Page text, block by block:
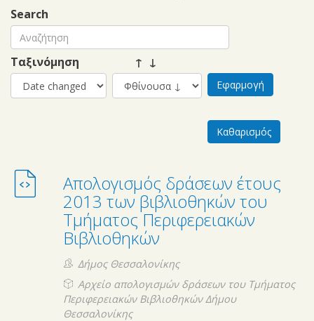
Search
Ταξινόμηση ↑ ↓
Απολογισμός δράσεων έτους
2013 των βιβλιοθηκών του
Τμήματος Περιφερειακών
Βιβλιοθηκών
Δήμος Θεσσαλονίκης
Αρχείο απολογισμών δράσεων του Τμήματος
Περιφερειακών Βιβλιοθηκών Δήμου
Θεσσαλονίκης